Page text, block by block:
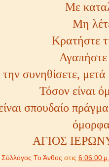
Με
Μη
Κρατήστε
συνηθίσετε, μετά
Τόσον είναι
σπουδαίο
ΑΓΙΟΣ
Σύλλογος Το Άνθος στις 6:06:00